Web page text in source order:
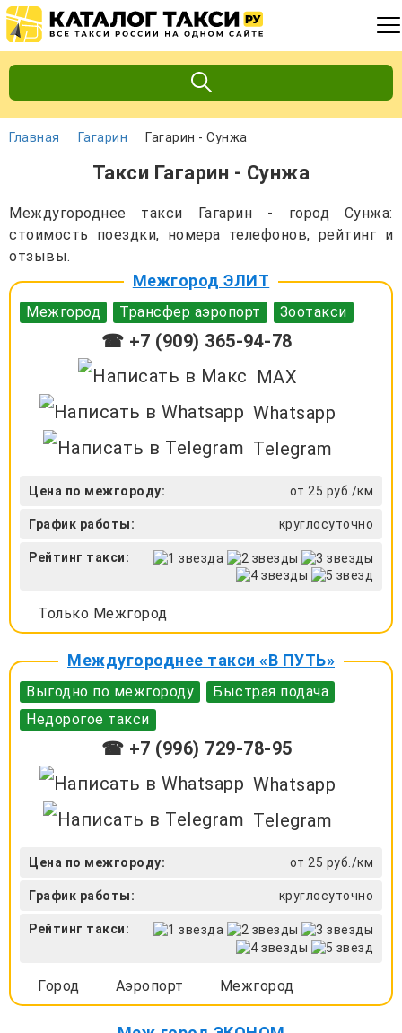
Главная Гагарин Гагарин - Сунжа
Такси Гагарин - Сунжа
Междугороднее такси Гагарин - город Сунжа:
стоимость поездки, номера телефонов, рейтинг и
отзывы.
Межгород ЭЛИТ
Межгород Трансфер аэропорт Зоотакси
☎ +7 (909) 365-94-78
MAX
Whatsapp
Telegram
Цена по межгороду: от 25 руб./км
График работы: круглосуточно
Рейтинг такси:
Только Межгород
Междугороднее такси «В ПУТЬ»
Выгодно по межгороду
Быстрая подача
Недорогое такси
☎ +7 (996) 729-78-95
Whatsapp
Telegram
Цена по межгороду: от 25 руб./км
График работы: круглосуточно
Рейтинг такси:
Город Аэропорт Межгород